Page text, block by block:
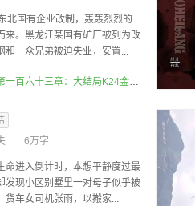
北国有企业改制，轰轰烈烈的
来。黑龙江某国有矿厂被列为改
和一众兄弟被迫失业，安置...
最新章节：第一百六十三章：大结局K24金脉重见天日
6万字
命进入倒计时，本想平静度过最
发现小区别墅里一对母子似乎被
货车女司机张雨，以搬家...